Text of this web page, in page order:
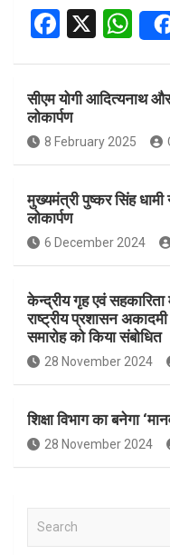
F
ce
b
o
o
k
X
W
s
A
p
p
सीएम योगी आदित्यनाथ और
लोकार्पण
8 February 2025
मुख्यमंत्री पुष्कर सिंह
लोकार्पण
6 December 2024
केन्द्रीय गृह एवं
राष्ट्रीय प्रशासन
समारोह को किया संबोधित
28 November 2024
शिक्षा विभाग का बनेगा
28 November 2024